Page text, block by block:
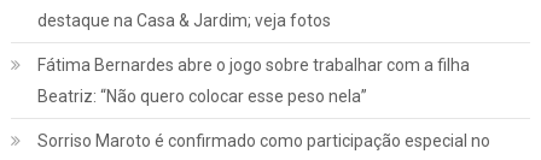
destaque na Casa & Jardim; veja fotos
Fátima Bernardes abre o jogo sobre trabalhar com a filha
Beatriz: “Não quero colocar esse peso nela”
Sorriso Maroto é confirmado como participação especial no